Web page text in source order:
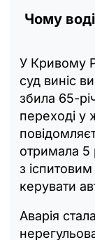
Чому
У Кривому
суд виніс
збила 65-
переході у
отримала 5
з
керувати
Аварія